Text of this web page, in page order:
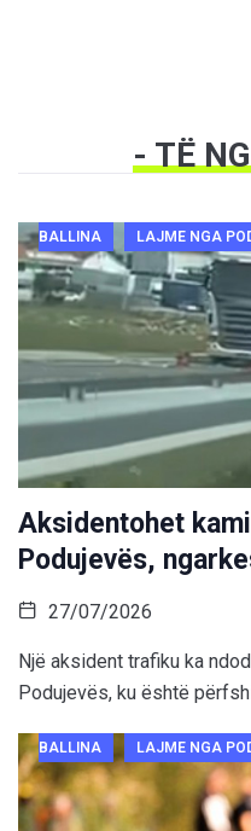
- TË
BALLINA LAJME NGA
Aksidentohet
Podujevës,
27/07/2026
Një aksident trafiku ka
Podujevës, ku është
BALLINA LAJME NGA